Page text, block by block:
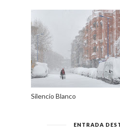
Silencio Blanco
ENTRADA